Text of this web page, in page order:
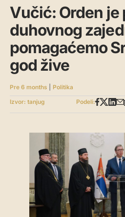
Vučić: Orden je
duhovnog
pomagaćemo
god žive
Pre 6 months Politika
Izvor: tanjug
Podeli: